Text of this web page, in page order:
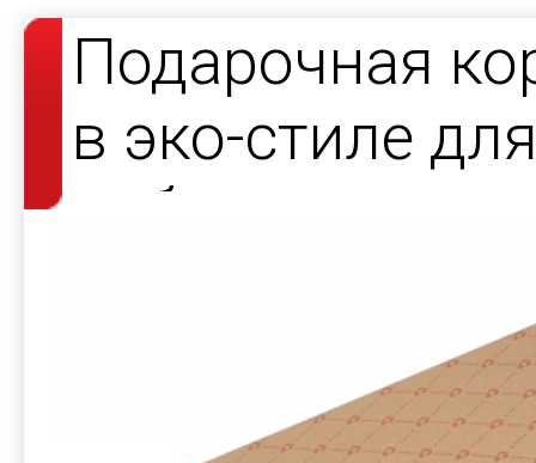
Подарочная
в эко-стиле
набора